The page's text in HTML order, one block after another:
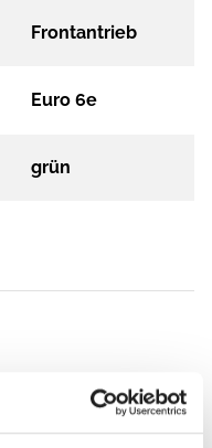
Frontantrieb
Euro 6e
grün